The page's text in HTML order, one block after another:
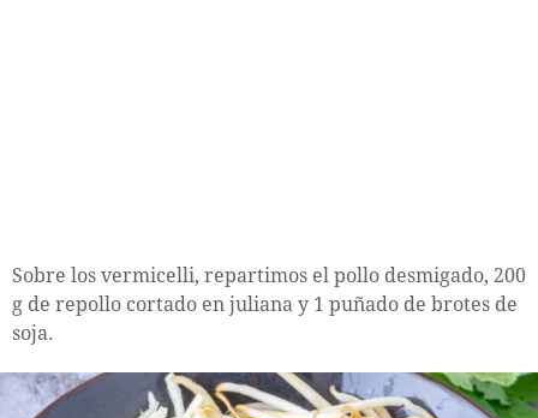
Sobre los vermicelli, repartimos el pollo desmigado, 200
g de repollo cortado en juliana y 1 puñado de brotes de
soja.